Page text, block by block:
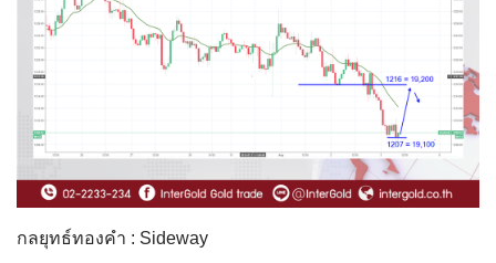
กลยุทธ์ทองคำ : Sideway